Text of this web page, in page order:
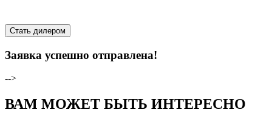
Стать дилером
Заявка успешно отправлена!
-->
ВАМ МОЖЕТ БЫТЬ ИНТЕРЕСНО